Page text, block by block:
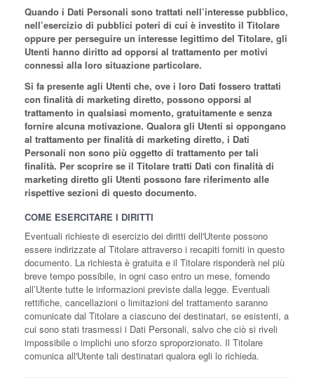
Quando i Dati Personali sono trattati nell’interesse pubblico,
nell’esercizio di pubblici poteri di cui è investito il Titolare
oppure per perseguire un interesse legittimo del Titolare, gli
Utenti hanno diritto ad opporsi al trattamento per motivi
connessi alla loro situazione particolare.
Si fa presente agli Utenti che, ove i loro Dati fossero trattati
con finalità di marketing diretto, possono opporsi al
trattamento in qualsiasi momento, gratuitamente e senza
fornire alcuna motivazione. Qualora gli Utenti si oppongano
al trattamento per finalità di marketing diretto, i Dati
Personali non sono più oggetto di trattamento per tali
finalità. Per scoprire se il Titolare tratti Dati con finalità di
marketing diretto gli Utenti possono fare riferimento alle
rispettive sezioni di questo documento.
COME ESERCITARE I DIRITTI
Eventuali richieste di esercizio dei diritti dell'Utente possono
essere indirizzate al Titolare attraverso i recapiti forniti in questo
documento. La richiesta è gratuita e il Titolare risponderà nel più
breve tempo possibile, in ogni caso entro un mese, fornendo
all’Utente tutte le informazioni previste dalla legge. Eventuali
rettifiche, cancellazioni o limitazioni del trattamento saranno
comunicate dal Titolare a ciascuno dei destinatari, se esistenti, a
cui sono stati trasmessi i Dati Personali, salvo che ciò si riveli
impossibile o implichi uno sforzo sproporzionato. Il Titolare
comunica all'Utente tali destinatari qualora egli lo richieda.